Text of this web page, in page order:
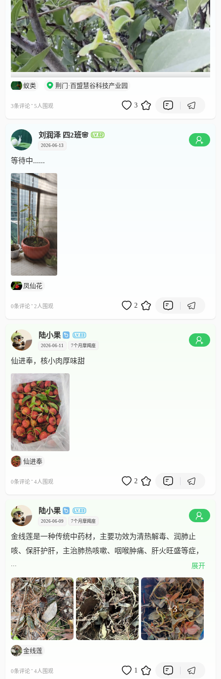
00:00 / 00:18
蚁类 荆门·百盟慧谷科技产业园
3条评论 · 5人围观 3
刘润泽 四2班🌸
2026-06-13
等待中......
凤仙花
0条评论 · 2人围观 2
陆小果
2026-06-11 7个月摩羯座
仙进奉，核小肉厚味甜
仙进奉
0条评论 · 4人围观 2
陆小果
2026-06-09 7个月摩羯座
金线莲是一种传统中药材，主要功效为清热解毒、润肺止
咳、保肝护肝，主治肺热咳嗽、咽喉肿痛、肝火旺盛等症，
现代研究还发现其具有调节免疫、辅助降血压和血糖的作
用。
... 展开
+3
金线莲
0条评论 · 4人围观 1